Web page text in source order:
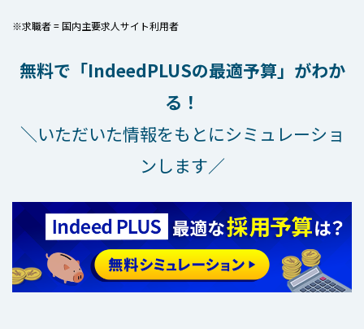
※求職者 = 国内主要求人サイト利用者
無料で「IndeedPLUSの最適予算」がわか
る！
＼いただいた情報をもとにシミュレーショ
ンします／